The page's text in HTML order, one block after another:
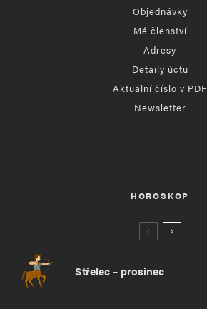
Objednávky
Mé členství
Adresy
Detaily účtu
Aktuální číslo v PDF
Newsletter
HOROSKOP
Střelec – prosinec